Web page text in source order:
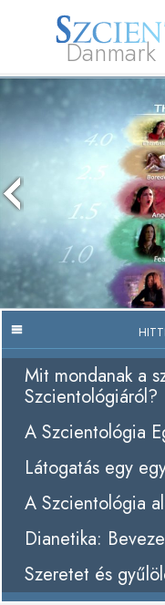
Danmark
Rólunk
Mit mondanak a
Szcientológiáról?
A Szcientológia
Látogatás egy
A Szcientológia
Dianetika:
Szeretet és